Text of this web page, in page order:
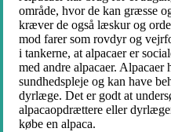
område, hvor de kan græsse
kræver de også læskur og
mod farer som rovdyr og
i tankerne, at alpacaer er
med andre alpacaer.
sundhedspleje og kan have
dyrlæge. Det er godt at
alpacaopdrættere eller
købe en alpaca.